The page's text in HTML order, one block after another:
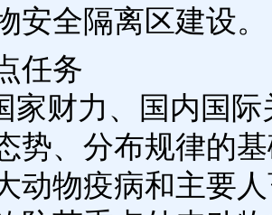
安全隔离区建设。
任务
家财力、国内国
势、分布规律的
动物疫病和主要